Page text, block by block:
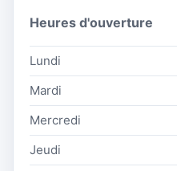
Heures d'ouverture
Lundi
Mardi
Mercredi
Jeudi